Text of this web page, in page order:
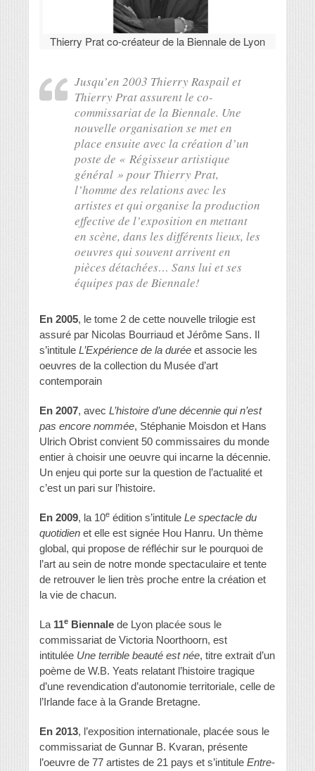
Thierry Prat co-créateur de la Biennale de Lyon
Jusqu’en 2003 Thierry Raspail et
Thierry Prat assurent le co-
commissariat de la Biennale. Une
nouvelle organisation se met en
place ensuite avec la création d’un
poste de « Régisseur artistique
général » pour Thierry Prat,
l’homme des relations avec les
artistes et qui organise la production
effective de l’exposition en mettant
en scène, dans les différents lieux, les
oeuvres qui souvent arrivent en
pièces détachées… Sans lui et ses
équipes pas de Biennale!
En 2005, le tome 2 de cette nouvelle trilogie est
assuré par Nicolas Bourriaud et Jérôme Sans. Il
s’intitule L’Expérience de la durée et associe les
oeuvres de la collection du Musée d’art
contemporain
En 2007, avec L’histoire d’une décennie qui n’est
pas encore nommée, Stéphanie Moisdon et Hans
Ulrich Obrist convient 50 commissaires du monde
entier à choisir une oeuvre qui incarne la décennie.
Un enjeu qui porte sur la question de l’actualité et
c’est un pari sur l’histoire.
En 2009, la 10e édition s’intitule Le spectacle du
quotidien et elle est signée Hou Hanru. Un thème
global, qui propose de réfléchir sur le pourquoi de
l’art au sein de notre monde spectaculaire et tente
de retrouver le lien très proche entre la création et
la vie de chacun.
La 11e Biennale de Lyon placée sous le
commissariat de Victoria Noorthoorn, est
intitulée Une terrible beauté est née, titre extrait d’un
poème de W.B. Yeats relatant l’histoire tragique
d’une revendication d’autonomie territoriale, celle de
l’Irlande face à la Grande Bretagne.
En 2013, l’exposition internationale, placée sous le
commissariat de Gunnar B. Kvaran, présente
l’oeuvre de 77 artistes de 21 pays et s’intitule Entre-